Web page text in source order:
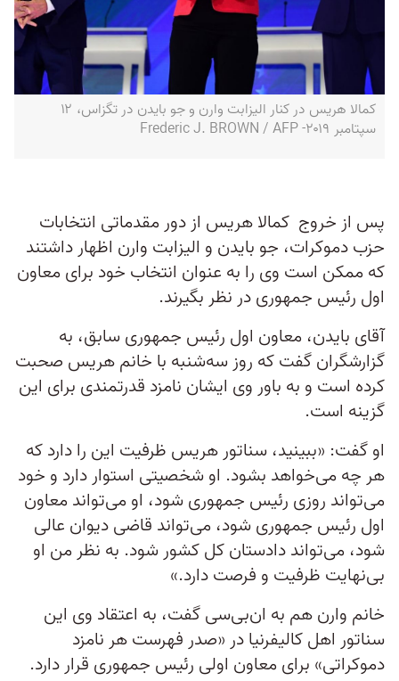
کمالا هریس در کنار الیزابت وارن و جو بایدن در تگزاس، ۱۲
سپتامبر ۲۰۱۹- Frederic J. BROWN / AFP
پس از خروج کمالا هریس از دور مقدماتی انتخابات
حزب دموکرات، جو بایدن و الیزابت وارن اظهار داشتند
که ممکن است وی را به عنوان انتخاب خود برای معاون
اول رئیس جمهوری در نظر بگیرند.
آقای بایدن، معاون اول رئیس‌ جمهوری سابق، به
گزارشگران گفت که روز سه‌شنبه با خانم هریس صحبت
کرده است و به باور وی ایشان نامزد قدرتمندی برای این
گزینه است.
او گفت: «ببینید، سناتور هریس ظرفیت این را دارد که
هر چه می‌خواهد بشود. او شخصیتی استوار دارد و خود
می‌تواند روزی رئیس‌ جمهوری شود، او می‌تواند معاون
اول رئیس جمهوری شود، می‌تواند قاضی دیوان عالی
شود، می‌تواند دادستان کل کشور شود. به نظر من او
بی‌نهایت ظرفیت و فرصت‌ دارد.»
خانم وارن هم به ان‌بی‌سی گفت، به اعتقاد وی این
سناتور اهل کالیفرنیا در «صدر فهرست هر نامزد
دموکراتی» برای معاون اولی رئیس جمهوری قرار دارد.